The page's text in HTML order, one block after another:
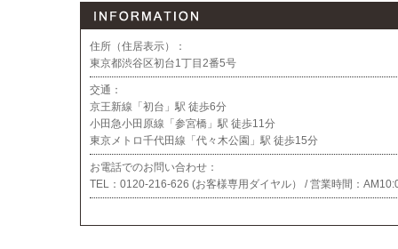
住所（住居表示）：
東京都渋谷区初台1丁目2番5号
交通：
京王新線「初台」駅 徒歩6分
小田急小田原線「参宮橋」駅 徒歩11分
東京メトロ千代田線「代々木公園」駅 徒歩15分
お電話でのお問い合わせ：
TEL： 0120-216-626 (お客様専用ダイヤル） / 営業時間：